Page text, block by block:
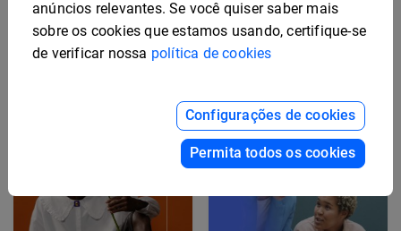
Modelo De Revista De
Sofisticada
Modelo de revista
dinâmica de estilo de
vida
anúncios relevantes. Se você quiser saber mais
sobre os cookies que estamos usando, certifique-se
de verificar nossa política de cookies
Configurações de cookies
Permita todos os cookies